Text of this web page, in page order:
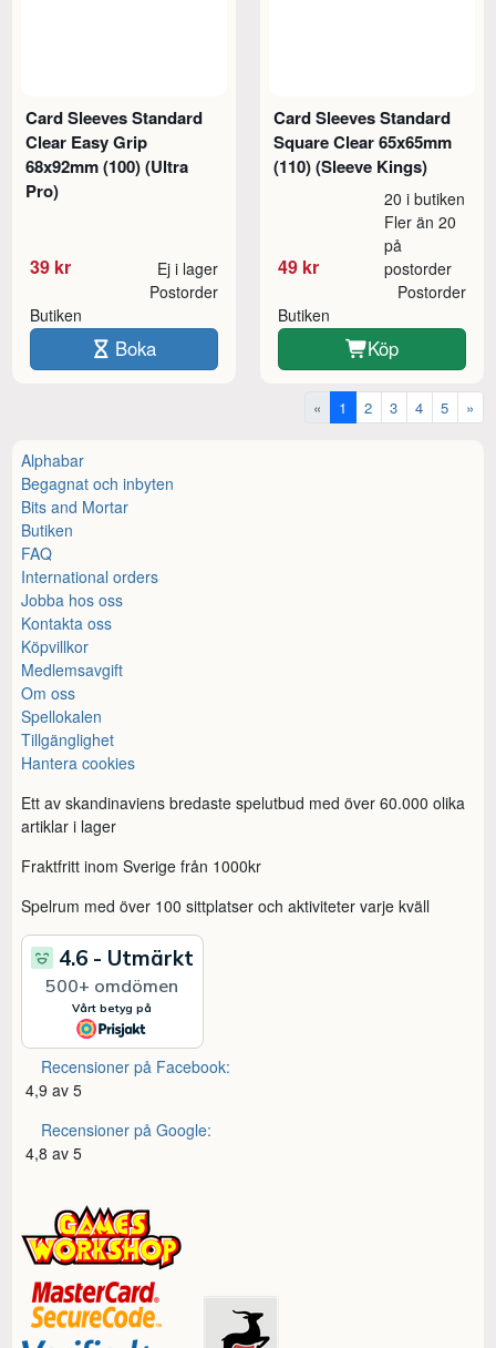
Card Sleeves Standard
Clear Easy Grip
68x92mm (100) (Ultra
Pro)
39 kr Ej i lager
Butiken
Postorder
Boka
Card Sleeves Standard
Square Clear 65x65mm
(110) (Sleeve Kings)
49 kr
20 i butiken
Fler än 20
på
postorder
Butiken
Postorder
Köp
« 1 2 3 4 5 »
Alphabar
Begagnat och inbyten
Bits and Mortar
Butiken
FAQ
International orders
Jobba hos oss
Kontakta oss
Köpvillkor
Medlemsavgift
Om oss
Spellokalen
Tillgänglighet
Hantera cookies
Ett av skandinaviens bredaste spelutbud med över 60.000 olika
artiklar i lager
Fraktfritt inom Sverige från 1000kr
Spelrum med över 100 sittplatser och aktiviteter varje kväll
Recensioner på Facebook:
4,9 av 5
Recensioner på Google:
4,8 av 5